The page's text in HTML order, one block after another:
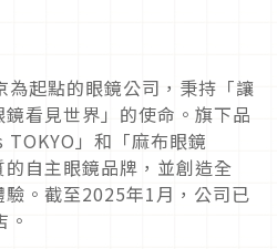
起點的眼鏡公司，秉持「讓
看見世界」的使命。旗下品
」和「麻布眼鏡
自主眼鏡品牌，並創造全
。截至2025年1月，公司已